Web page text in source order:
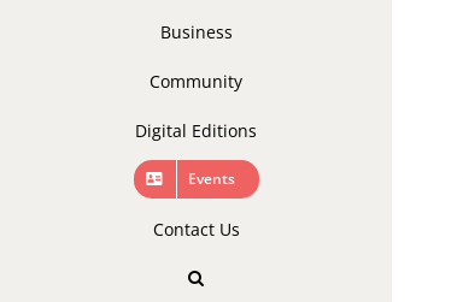
Business
Community
Digital Editions
Events
Contact Us